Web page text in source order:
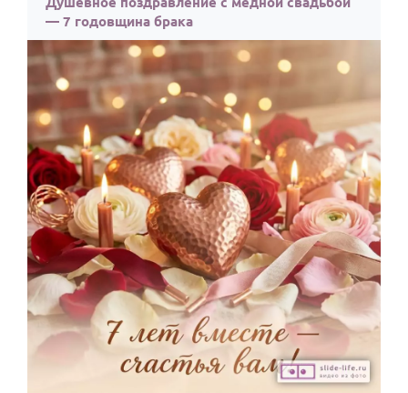
— 7 годовщина брака